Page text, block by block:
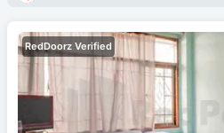
RedDoorz Verified